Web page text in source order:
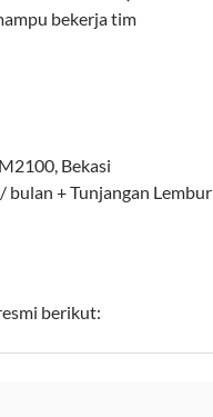
bekerja tim
Bekasi
bulan + Tunjangan Lembur
berikut: